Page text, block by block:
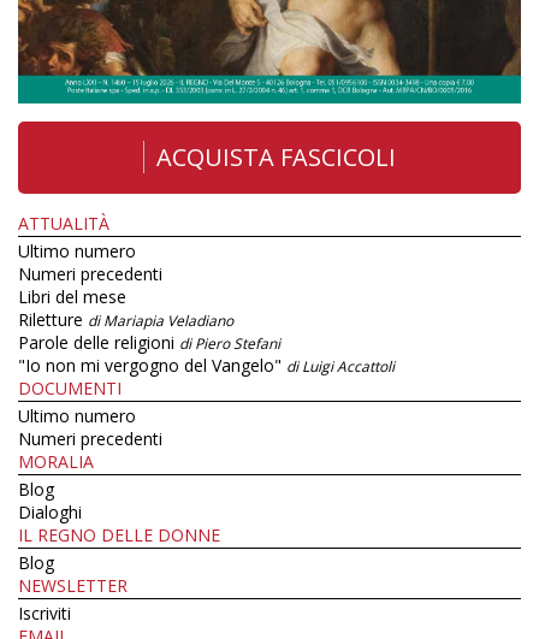
ACQUISTA FASCICOLI
ATTUALITÀ
Ultimo numero
Numeri precedenti
Libri del mese
Riletture di Mariapia Veladiano
Parole delle religioni di Piero Stefani
"Io non mi vergogno del Vangelo" di Luigi Accattoli
DOCUMENTI
Ultimo numero
Numeri precedenti
MORALIA
Blog
Dialoghi
IL REGNO DELLE DONNE
Blog
NEWSLETTER
Iscriviti